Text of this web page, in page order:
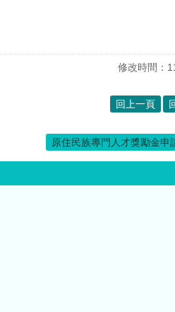
修改時間：
回上一頁
原住民族專門人才獎勵金申